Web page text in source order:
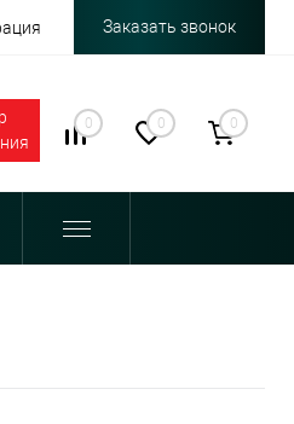
Заказать звонок
0 0 0